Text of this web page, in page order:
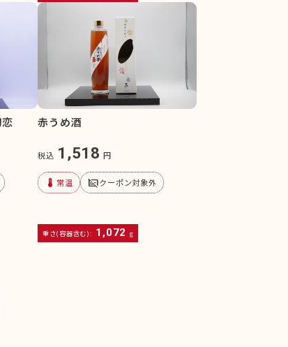
赤うめ酒
税込 1,518 円
device_thermostat 常温 subtitles_offクーポン対象外
重さ(容器含む): 1,072 g